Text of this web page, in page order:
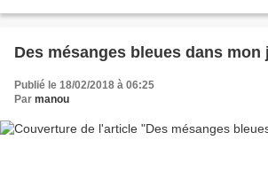
Des mésanges bleues dans mon
Publié le 18/02/2018 à 06:25
Par manou